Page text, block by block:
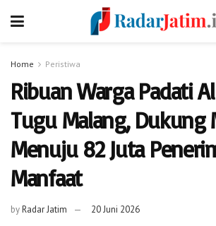
Home Peristiwa
Ribuan Warga Padati
Tugu Malang, Dukung
Menuju 82 Juta
Manfaat
byRadar Jatim 20 Juni 2026